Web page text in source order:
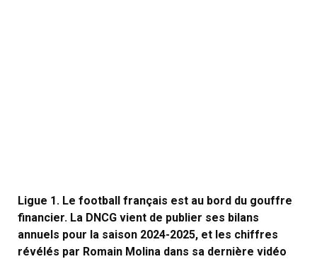
Ligue 1. Le football français est au bord du gouffre
financier. La DNCG vient de publier ses bilans
annuels pour la saison 2024-2025, et les chiffres
révélés par Romain Molina dans sa dernière vidéo